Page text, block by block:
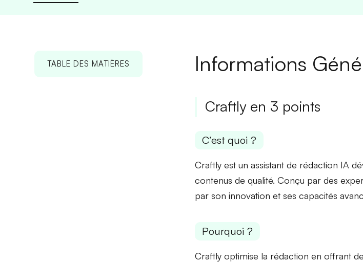
TABLE DES MATIÈRES Informations
Craftly en 3 points
C’est quoi ?
Craftly est un assistant de rédaction IA
contenus de qualité. Conçu par des
par son innovation et ses capacités
Pourquoi ?
Craftly optimise la rédaction en offrant